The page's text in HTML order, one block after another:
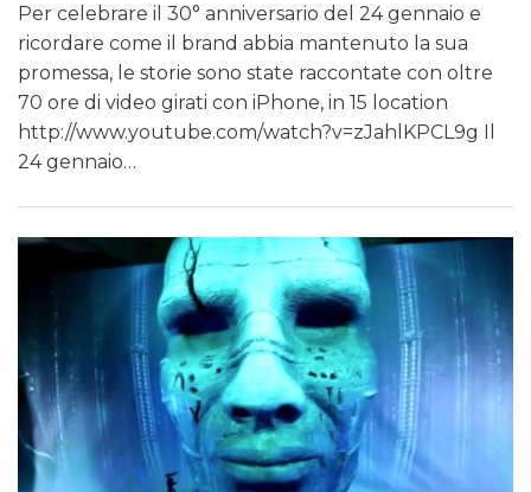
Per celebrare il 30° anniversario del 24 gennaio e
ricordare come il brand abbia mantenuto la sua
promessa, le storie sono state raccontate con oltre
70 ore di video girati con iPhone, in 15 location
http://www.youtube.com/watch?v=zJahlKPCL9g Il
24 gennaio…